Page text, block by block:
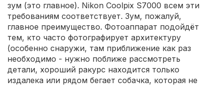
зум (это главное). Nikon Coolpix S7000 всем эти
требованиям соответствует. Зум, пожалуй,
главное преимущество. Фотоаппарат подойдёт
тем, кто часто фотографирует архитектуру
(особенно снаружи, там приближение как раз
необходимо - нужно поближе рассмотреть
детали, хороший ракурс находится только
издалека или рядом бегает собачка, которая не